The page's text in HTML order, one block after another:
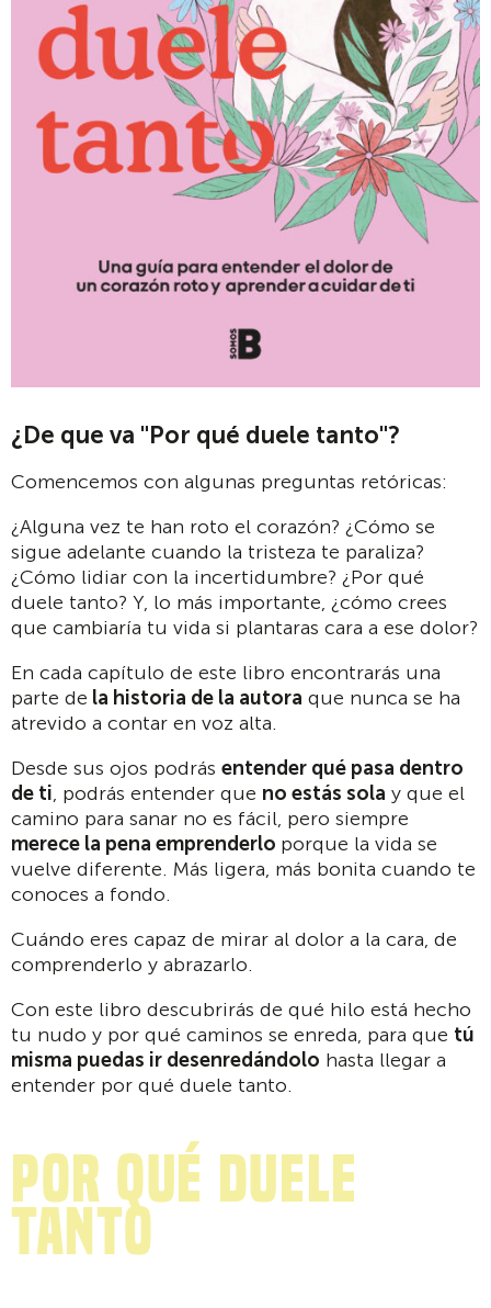
¿De que va "Por qué duele tanto"?
Comencemos con algunas preguntas retóricas:
¿Alguna vez te han roto el corazón? ¿Cómo se
sigue adelante cuando la tristeza te paraliza?
¿Cómo lidiar con la incertidumbre? ¿Por qué
duele tanto? Y, lo más importante, ¿cómo crees
que cambiaría tu vida si plantaras cara a ese dolor?
En cada capítulo de este libro encontrarás una
parte de la historia de la autora que nunca se ha
atrevido a contar en voz alta.
Desde sus ojos podrás entender qué pasa dentro
de ti, podrás entender que no estás sola y que el
camino para sanar no es fácil, pero siempre
merece la pena emprenderlo porque la vida se
vuelve diferente. Más ligera, más bonita cuando te
conoces a fondo.
Cuándo eres capaz de mirar al dolor a la cara, de
comprenderlo y abrazarlo.
Con este libro descubrirás de qué hilo está hecho
tu nudo y por qué caminos se enreda, para que tú
misma puedas ir desenredándolo hasta llegar a
entender por qué duele tanto.
Por qué duele
tanto